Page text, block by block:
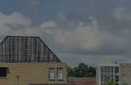
naar
de
inhoud